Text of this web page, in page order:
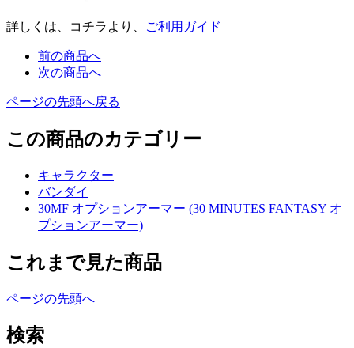
詳しくは、コチラより、 ご利用ガイド
前の商品へ
次の商品へ
ページの先頭へ戻る
この商品のカテゴリー
キャラクター
バンダイ
30MF オプションアーマー (30 MINUTES FANTASY オ
プションアーマー)
これまで見た商品
ページの先頭へ
検索